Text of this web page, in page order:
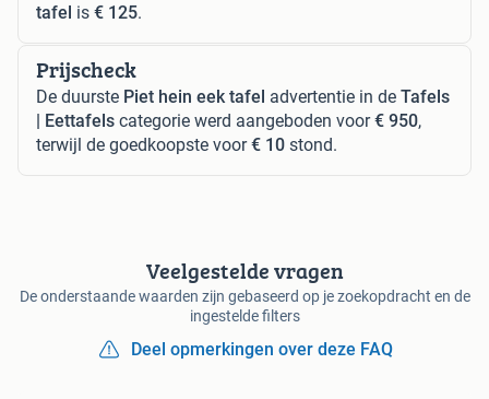
tafel is € 125.
Prijscheck
De duurste Piet hein eek tafel advertentie in de Tafels
| Eettafels categorie werd aangeboden voor€ 950,
terwijl de goedkoopste voor€ 10 stond.
Veelgestelde vragen
De onderstaande waarden zijn gebaseerd op je zoekopdracht en de
ingestelde filters
Deel opmerkingen over deze FAQ